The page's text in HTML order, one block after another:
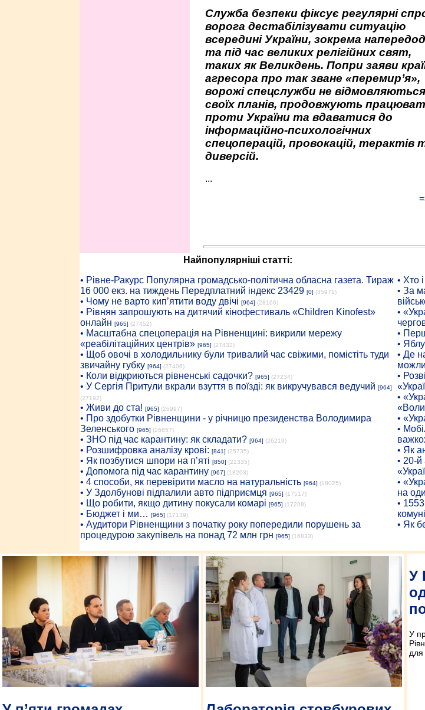
Служба безпеки фіксує регулярні
ворога дестабілізувати ситуацію
всередині України, зокрема
та під час великих релігійних свят,
таких як Великдень. Попри заяви
агресора про так зване «перемир’я»,
ворожі спецслужби не відмовляються
своїх планів, продовжують
проти України та вдаватися до
інформаційно-психологічних
спецоперацій, провокацій, терактів
диверсій.
...
Найпопулярніші статті:
• Рiвне-Ракурс Популярна громадсько-політична обласна газета. Тираж
16 000 екз. на тиждень Передплатний індекс 23429 [0] (35971)
• Чому не варто кип’ятити воду двічі [964] (28166)
• Рівнян запрошують на дитячий кінофестиваль «Children Kinofest»
онлайн [965] (27452)
• Масштабна спецоперація на Рівненщині: викрили мережу
«реабілітаційних центрів» [965] (27432)
• Щоб овочі в холодильнику були тривалий час свіжими, помістіть туди
звичайну губку [964] (27406)
• Коли відкриються рівненські садочки? [965] (27234)
• У Сергія Притули вкрали взуття в поїзді: як викручувався ведучий [964]
(27192)
• Живи до ста! [965] (26997)
• Про здобутки Рівненщини - у річницю президенства Володимира
Зеленського [965] (26657)
• ЗНО під час карантину: як складати? [964] (26219)
• Розшифровка аналізу крові: [841] (25735)
• Як позбутися шпори на п’яті [850] (21335)
• Допомога під час карантину [967] (18203)
• 4 способи, як перевірити масло на натуральність [964] (18025)
• У Здолбунові підпалили авто підприємця [965] (17517)
• Що робити, якщо дитину покусали комарі [965] (17208)
• Бюджет і ми… [965] (17139)
• Аудитори Рівненщини з початку року попередили порушень за
процедурою закупівель на понад 72 млн грн [965] (16833)
• Хто
• За
•
•
•
• Де
•
•
•
•
• Як
• 20-
•
на
•
• Як
У
У
для